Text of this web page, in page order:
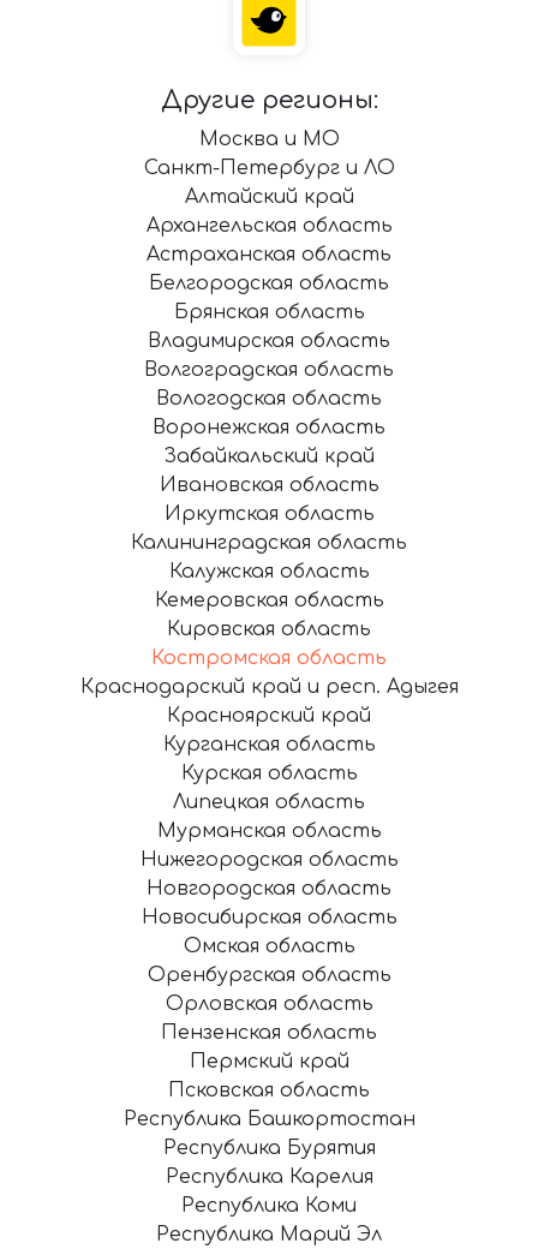
Другие регионы:
Москва и МО
Санкт-Петербург и ЛО
Алтайский край
Архангельская область
Астраханская область
Белгородская область
Брянская область
Владимирская область
Волгоградская область
Вологодская область
Воронежская область
Забайкальский край
Ивановская область
Иркутская область
Калининградская область
Калужская область
Кемеровская область
Кировская область
Костромская область
Краснодарский край и респ. Адыгея
Красноярский край
Курганская область
Курская область
Липецкая область
Мурманская область
Нижегородская область
Новгородская область
Новосибирская область
Омская область
Оренбургская область
Орловская область
Пензенская область
Пермский край
Псковская область
Республика Башкортостан
Республика Бурятия
Республика Карелия
Республика Коми
Республика Марий Эл